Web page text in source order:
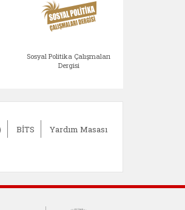
Sosyal Politika Çalışmaları
Dergisi
BİTS Yardım Masası